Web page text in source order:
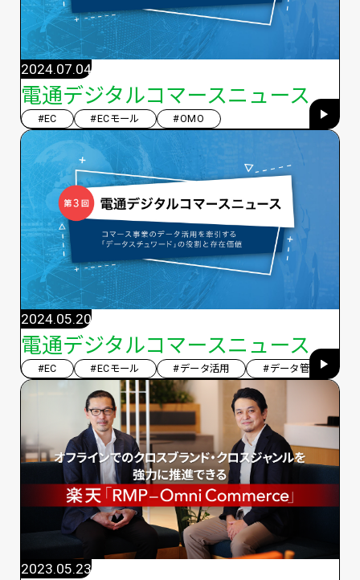
電通デジタルコマースニュース
2024.07.04
#EC #ECモール #OMO
電通デジタルコマースニュース
2024.05.20
#EC #ECモール #データ活用 #データ管理
2023.05.23